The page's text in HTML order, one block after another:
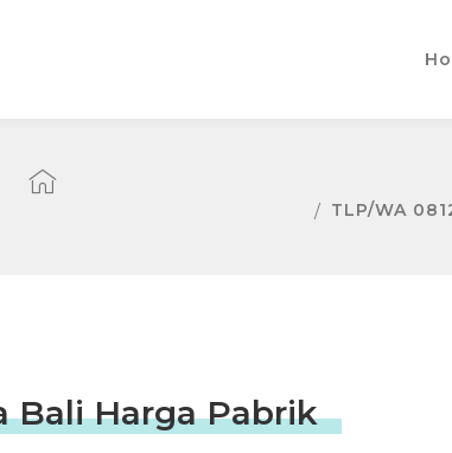
TLP/WA
Bali Harga Pabrik